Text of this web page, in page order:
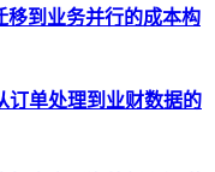
移到业务并行的成本构
订单处理到业财数据的